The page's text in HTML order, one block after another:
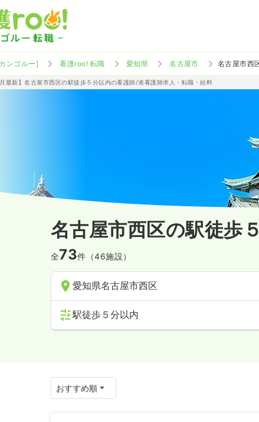
ンゴルー] 看護roo! 転職 愛知県 名古屋市 名古屋市西
最新】名古屋市西区の駅徒歩５分以内の看護師/准看護師求人・転職・給料
名古屋市西区の駅徒歩
全73件（46施設）
愛知県名古屋市西区
駅徒歩５分以内